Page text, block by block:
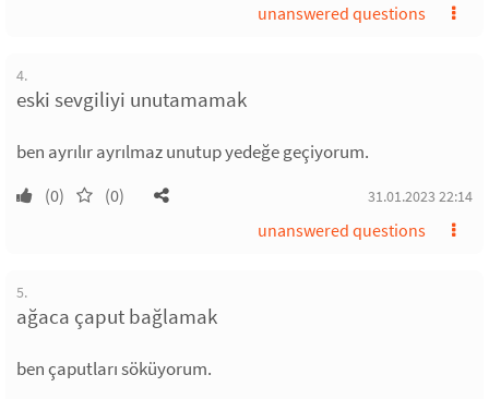
unanswered questions
4.
eski sevgiliyi unutamamak
ben ayrılır ayrılmaz unutup yedeğe geçiyorum.
(0) (0) 31.01.2023 22:14
unanswered questions
5.
ağaca çaput bağlamak
ben çaputları söküyorum.